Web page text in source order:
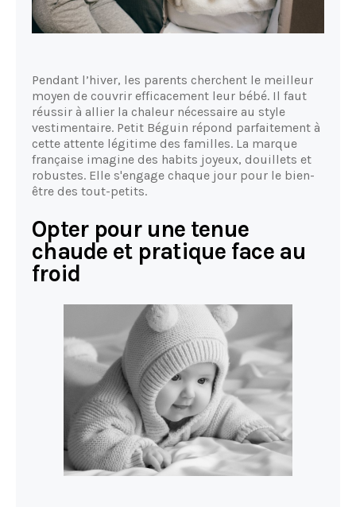
Pendant l’hiver, les parents cherchent le meilleur
moyen de couvrir efficacement leur bébé. Il faut
réussir à allier la chaleur nécessaire au style
vestimentaire. Petit Béguin répond parfaitement à
cette attente légitime des familles. La marque
française imagine des habits joyeux, douillets et
robustes. Elle s'engage chaque jour pour le bien-
être des tout-petits.
Opter pour une tenue
chaude et pratique face au
froid